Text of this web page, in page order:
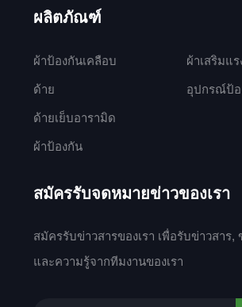
ผลิตภัณฑ์
ผ้าป้องกันเคลือบ
ด้าย
ด้ายเย็บอารามิด
ผ้าป้องกัน
ผ้าเสริมแร
อุปกรณ์ป้
สมัครรับจดหมายข่าวของเรา
สมัครรับข่าวสารของเรา เพื่อรับข่าวสาร,
และความรู้จากทีมงานของเรา